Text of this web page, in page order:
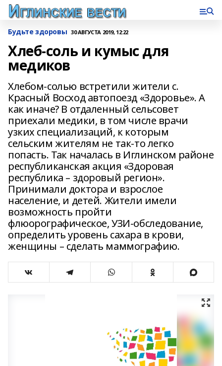
Будьте здоровы 30 АВГУСТА 2019, 12:22
Хлеб-соль и кумыс для
медиков
Хлебом-солью встретили жители с.
Красный Восход автопоезд «Здоровье». А
как иначе? В отдаленный сельсовет
приехали медики, в том числе врачи
узких специализаций, к которым
сельским жителям не так-то легко
попасть. Так началась в Иглинском районе
республиканская акция «Здоровая
республика – здоровый регион».
Принимали доктора и взрослое
население, и детей. Жители имели
возможность пройти
флюорографическое, УЗИ-обследование,
определить уровень сахара в крови,
женщины – сделать маммографию.